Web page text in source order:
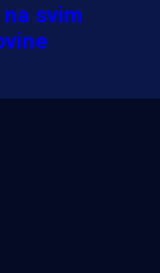
svim